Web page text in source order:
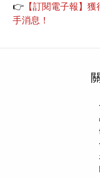
👉 【訂閱電子報】
手消息！